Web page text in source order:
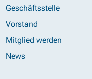
Geschäftsstelle
Vorstand
Mitglied werden
News